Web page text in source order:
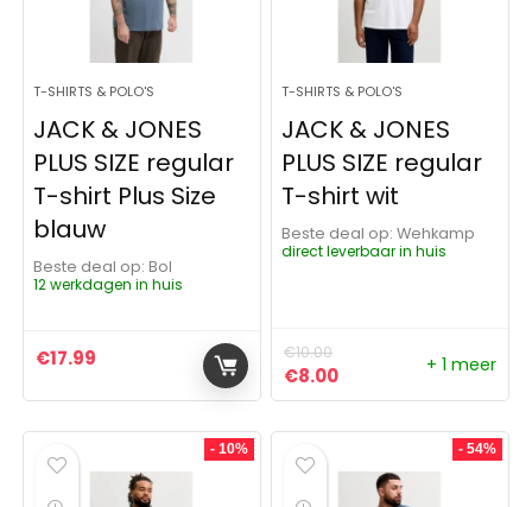
T-SHIRTS & POLO'S
JACK & JONES
PLUS SIZE regular
T-shirt Plus Size
blauw
Beste deal op:
Bol
12 werkdagen in huis
€17.99
T-SHIRTS & POLO'S
JACK & JONES
PLUS SIZE regular
T-shirt wit
Beste deal op:
Wehkamp
direct leverbaar in huis
€10.00
Oorspronkelijke prijs was:
€8.00Huidige prijs is:
+ 1 meer
- 10% - 54%